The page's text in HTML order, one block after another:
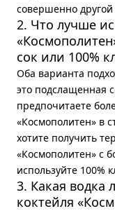
совершенно другой
2. Что лучше
сок или 100%
Оба варианта
это подслащенная
предпочитаете
«Космополитен» в
хотите получить
«Космополитен» с
используйте 100%
3. Какая водка
коктейля